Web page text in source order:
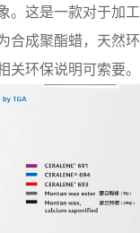
。这是一款对于加工
合成聚酯蜡，天然环
关环保说明可索要。